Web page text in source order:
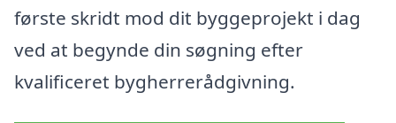
første skridt mod dit byggeprojekt i dag
ved at begynde din søgning efter
kvalificeret bygherrerådgivning.